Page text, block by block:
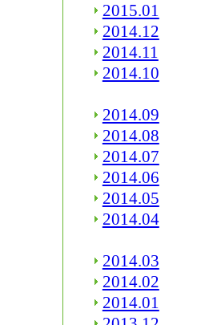
2015.01
2014.12
2014.11
2014.10
2014.09
2014.08
2014.07
2014.06
2014.05
2014.04
2014.03
2014.02
2014.01